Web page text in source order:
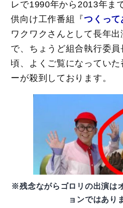
レで1990年から2013年ま
供向け工作番組『つくって
ワクワクさんとして長年
で、ちょうど組合執行委
頃、よくご覧になってい
ーが殺到しております。
※残念ながらゴロリの出演は
ョンではあり